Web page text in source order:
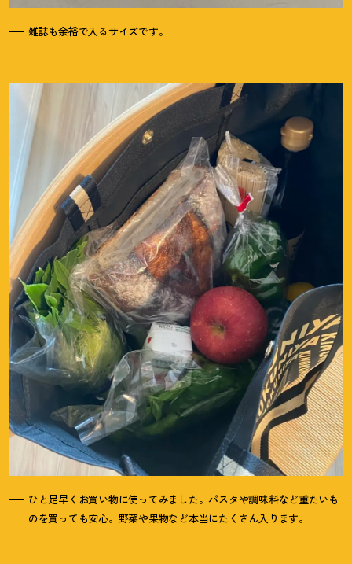
雑誌も余裕で入るサイズです。
ひと足早くお買い物に使ってみました。パスタや調味料など重たいも
のを買っても安心。野菜や果物など本当にたくさん入ります。